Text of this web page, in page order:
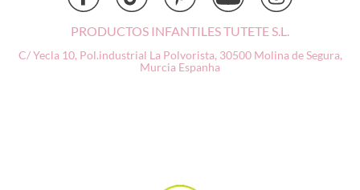
PRODUCTOS INFANTILES TUTETE S.L.
C/ Yecla 10, Pol.industrial La Polvorista, 30500 Molina de Segura,
Murcia Espanha